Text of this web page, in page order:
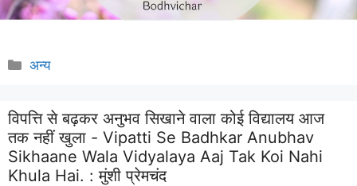
Categories
अन्य
विपत्ति से बढ़कर अनुभव सिखाने वाला कोई विद्यालय आज
तक नहीं खुला - Vipatti Se Badhkar Anubhav
Sikhaane Wala Vidyalaya Aaj Tak Koi Nahi
Khula Hai. :मुंशी प्रेमचंद